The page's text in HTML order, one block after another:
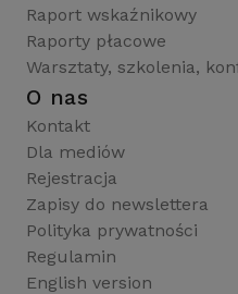
Raport wskaźnikowy
Raporty płacowe
Warsztaty, szkolenia,
O nas
Kontakt
Dla mediów
Rejestracja
Zapisy do newslettera
Polityka prywatności
Regulamin
English version